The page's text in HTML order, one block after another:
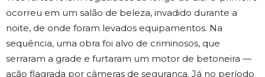
ocorreu em um salão de beleza, invadido durante a
noite, de onde foram levados equipamentos. Na
sequência, uma obra foi alvo de criminosos, que
serraram a grade e furtaram um motor de betoneira —
ação flagrada por câmeras de segurança. Já no período